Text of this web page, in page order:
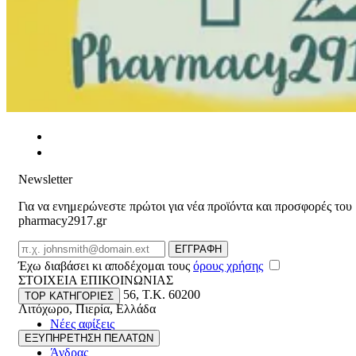
Newsletter
Για να ενημερώνεστε πρώτοι για νέα προϊόντα και προσφορές του
pharmacy2917.gr
Email
ΕΓΓΡΑΦΗ
Έχω διαβάσει κι αποδέχομαι τους όρους χρήσης
ΣΤΟΙΧΕΙΑ ΕΠΙΚΟΙΝΩΝΙΑΣ
Βασ. Κωνσταντίνου 56, T.K. 60200
Λιτόχωρο,Πιερία,Ελλάδα
ΓΕΜΗ:165892448000
TOP ΚΑΤΗΓΟΡΙΕΣ
Νέες αφίξεις
Γυναίκα
Άνδρας
ΕΞΥΠΗΡΕΤΗΣΗ ΠΕΛΑΤΩΝ